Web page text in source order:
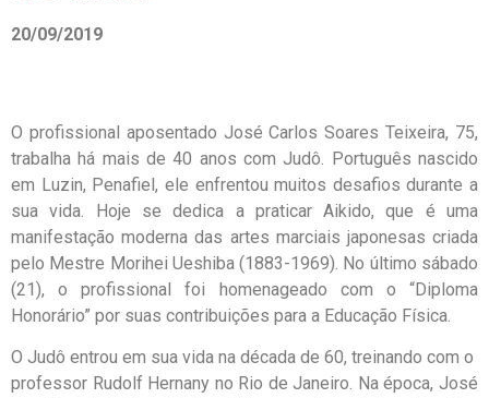
20/09/2019
O profissional aposentado José Carlos Soares Teixeira, 75,
trabalha há mais de 40 anos com Judô. Português nascido
em Luzin, Penafiel, ele enfrentou muitos desafios durante a
sua vida. Hoje se dedica a praticar Aikido, que é uma
manifestação moderna das artes marciais japonesas criada
pelo Mestre Morihei Ueshiba (1883-1969). No último sábado
(21), o profissional foi homenageado com o “Diploma
Honorário” por suas contribuições para a Educação Física.
O Judô entrou em sua vida na década de 60, treinando com o
professor Rudolf Hernany no Rio de Janeiro. Na época, José